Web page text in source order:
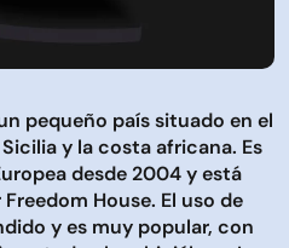
pequeño país situado en el
y la costa africana. Es
desde 2004 y está
House. El uso de
y es muy popular, con